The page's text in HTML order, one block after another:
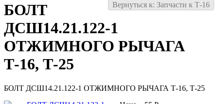
Вернуться к: Запчасти к Т-16
БОЛТ
ДСШ14.21.122-1
ОТЖИМНОГО РЫЧАГА
Т-16, Т-25
БОЛТ ДСШ14.21.122-1 ОТЖИМНОГО РЫЧАГА Т-16, Т-25